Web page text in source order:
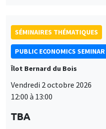
SÉMINAIRES THÉMATIQUES
PUBLIC ECONOMICS SEMINAR
Îlot Bernard du Bois
Vendredi 2 octobre 2026
12:00 à 13:00
TBA